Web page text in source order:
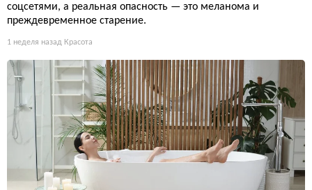
соцсетями, а реальная опасность — это меланома и
преждевременное старение.
1 неделя назад Красота